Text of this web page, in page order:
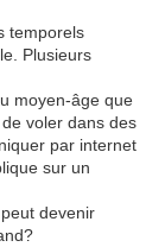
temporels
Plusieurs
moyen-âge que
voler dans des
par internet
sur un
devenir